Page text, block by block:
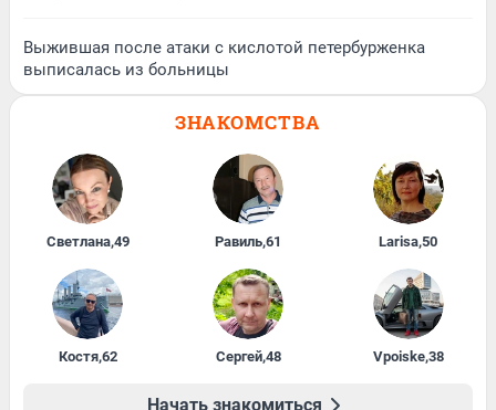
Выжившая после атаки с кислотой петербурженка
выписалась из больницы
ЗНАКОМСТВА
Светлана,49 Равиль,61 Larisa,50
Костя,62 Сергей,48 Vpoiske,38
Начать знакомиться